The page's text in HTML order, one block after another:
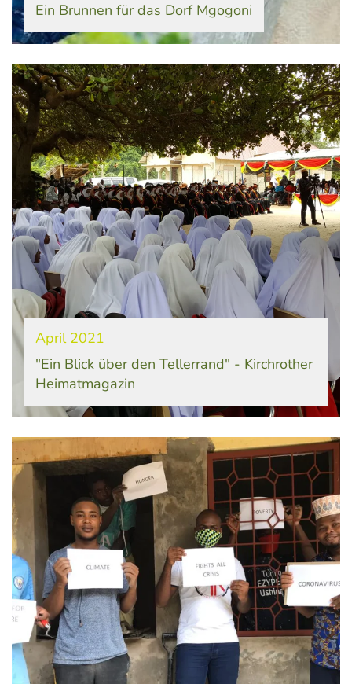
Ein Brunnen für das Dorf Mgogoni
April 2021
"Ein Blick über den Tellerrand" - Kirchrother
Heimatmagazin